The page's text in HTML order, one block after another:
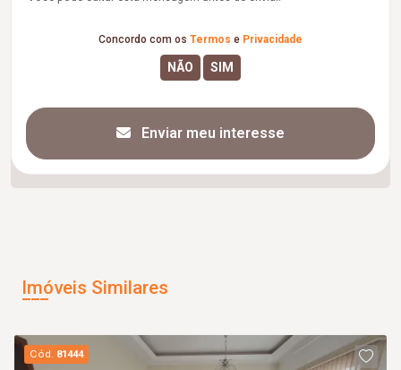
Concordo com os Termos e Privacidade
Enviar meu interesse
Imóveis Similares
Cód. 81444